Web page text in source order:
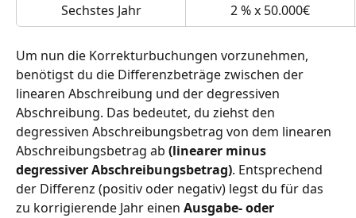
Sechstes Jahr
2 % x 50.000€
Um nun die Korrekturbuchungen vorzunehmen,
benötigst du die Differenzbeträge zwischen der
linearen Abschreibung und der degressiven
Abschreibung. Das bedeutet, du ziehst den
degressiven Abschreibungsbetrag von dem linearen
Abschreibungsbetrag ab (linearer minus
degressiver Abschreibungsbetrag). Entsprechend
der Differenz (positiv oder negativ) legst du für das
zu korrigierende Jahr einen Ausgabe- oder